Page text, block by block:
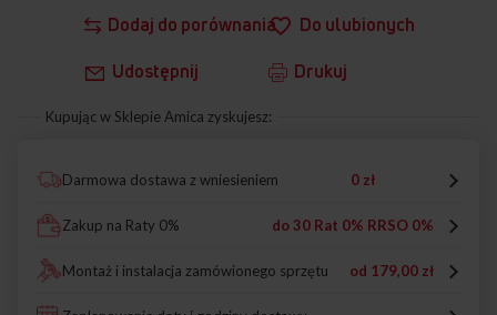
Dodaj do porównania Do ulubionych
Udostępnij Drukuj
Kupując w Sklepie Amica zyskujesz:
Darmowa dostawa z wniesieniem 0 zł
Zakup na Raty 0% do 30 Rat 0% RRSO 0%
Montaż i instalacja zamówionego sprzętu od 179,00 zł